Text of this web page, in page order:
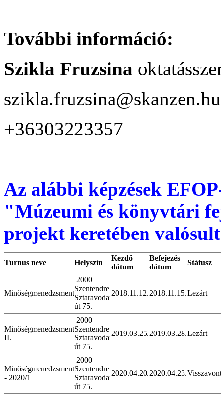
További információ:
Szikla Fruzsina
szikla.fruzsina@skanzen.hu
+36303223357
Az alábbi képzések
"Múzeumi és könyvtári
projekt keretében
Turnus neve Helyszín
Kezdő
dátum
Befejezés
dátum
Státusz
Minőségmenedzsment
2000
Szentendre
Sztaravodai
út 75.
2018.11.12. 2018.11.15.Lezárt
Minőségmenedzsment
II.
2000
Szentendre
Sztaravodai
út 75.
2019.03.25.2019.03.28.Lezárt
Minőségmenedzsment
- 2020/1
2000
Szentendre
Sztaravodai
út 75.
2020.04.20.2020.04.23.Visszavont